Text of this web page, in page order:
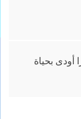
بحياة